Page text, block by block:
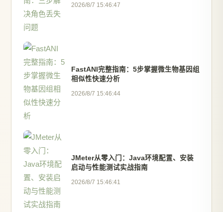
2026/8/7 15:46:47
FastANI完整指南：5步掌握微生物基因组
相似性快速分析
2026/8/7 15:46:44
JMeter从零入门：Java环境配置、安装
启动与性能测试实战指南
2026/8/7 15:46:41